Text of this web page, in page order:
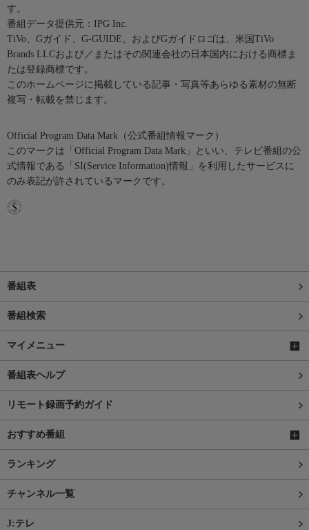
す。
番組データ提供元：IPG Inc.
TiVo、Gガイド、G-GUIDE、およびGガイドロゴは、米国TiVo
Brands LLCおよび／またはその関連会社の日本国内における商標ま
たは登録商標です。
このホームページに掲載している記事・写真等あらゆる素材の無断
複写・転載を禁じます。
Official Program Data Mark（公式番組情報マーク）
このマークは「Official Program Data Mark」といい、テレビ番組の公
式情報である「SI(Service Information)情報」を利用したサービスに
のみ表記が許されているマークです。
番組表
番組検索
マイメニュー
番組表ヘルプ
リモート録画予約ガイド
おすすめ番組
ランキング
チャンネル一覧
J:テレ